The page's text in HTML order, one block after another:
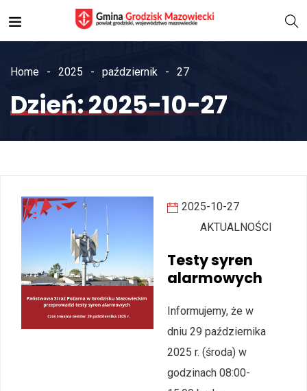
Home 2025 październik 27
Dzień:2025-10-27
2025-10-27
AKTUALNOŚCI
Testy syren
alarmowych
Informujemy, że w
dniu 29 października
2025 r. (środa) w
godzinach 08:00-